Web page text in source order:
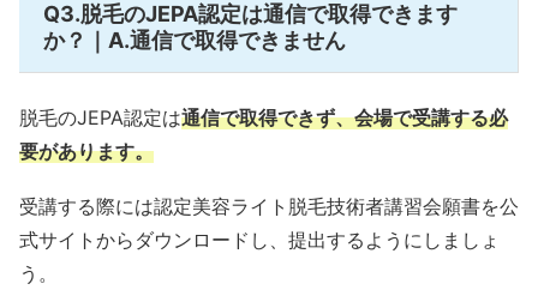
Q3.脱毛のJEPA認定は通信で取得できます
か？｜A.通信で取得できません
脱毛のJEPA認定は通信で取得できず、会場で受講する必
要があります。
受講する際には認定美容ライト脱毛技術者講習会願書を公
式サイトからダウンロードし、提出するようにしましょ
う。